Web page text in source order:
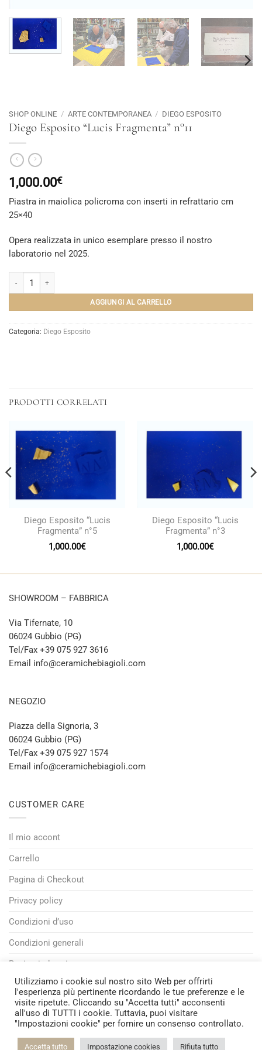
SHOP ONLINE / ARTE CONTEMPORANEA / DIEGO ESPOSITO
Diego Esposito “Lucis Fragmenta” n°11
1,000.00€
Piastra in maiolica policroma con inserti in refrattario cm
25×40
Opera realizzata in unico esemplare presso il nostro
laboratorio nel 2025.
AGGIUNGI AL CARRELLO
Categoria: Diego Esposito
PRODOTTI CORRELATI
Diego Esposito “Lucis
Fragmenta” n°5
1,000.00€
Diego Esposito “Lucis
Fragmenta” n°3
1,000.00€
SHOWROOM – FABBRICA
Via Tifernate, 10
06024 Gubbio (PG)
Tel/Fax +39 075 927 3616
Email info@ceramichebiagioli.com
NEGOZIO
Piazza della Signoria, 3
06024 Gubbio (PG)
Tel/Fax +39 075 927 1574
Email info@ceramichebiagioli.com
CUSTOMER CARE
Il mio accont
Carrello
Pagina di Checkout
Privacy policy
Condizioni d’uso
Condizioni generali
Resi e rimborsi
Tempi di spedizione
Visa PayPal MasterCardCredit
Card
Bank
Transfer
Utilizziamo i cookie sul nostro sito Web per offrirti
l'esperienza più pertinente ricordando le tue preferenze e le
visite ripetute. Cliccando su "Accetta tutti" acconsenti
all'uso di TUTTI i cookie. Tuttavia, puoi visitare
"Impostazioni cookie" per fornire un consenso controllato.
Accetta tutto Impostazione cookies Rifiuta tutto